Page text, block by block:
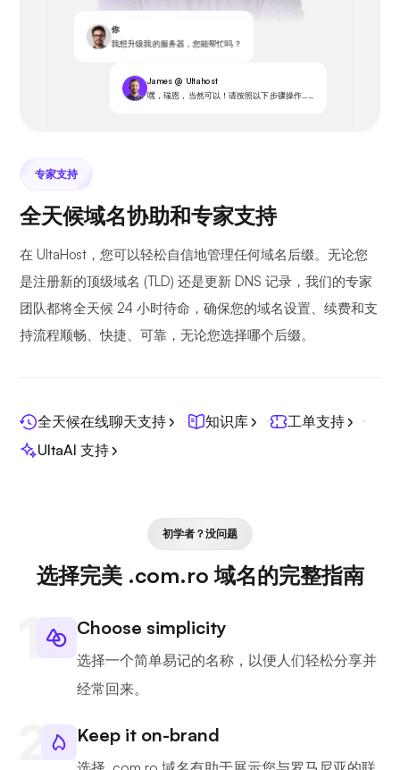
你
我想升级我的服务器，您能帮忙吗？
James @ Ultahost
嘿，瑞恩，当然可以！请按照以下步骤操作……
专家支持
全天候域名协助和专家支持
在 UltaHost，您可以轻松自信地管理任何域名后缀。无论您
是注册新的顶级域名 (TLD) 还是更新 DNS 记录，我们的专家
团队都将全天候 24 小时待命，确保您的域名设置、续费和支
持流程顺畅、快捷、可靠，无论您选择哪个后缀。
全天候在线聊天支持 知识库
工单支持
UltaAI 支持
初学者？没问题
选择完美 .com.ro 域名的完整指南
Choose simplicity
选择一个简单易记的名称，以便人们轻松分享并
经常回来。
Keep it on-brand